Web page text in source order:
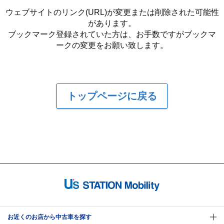
ウェブサイトのリンク(URL)が変更または削除された可能性
があります。
ブックマーク登録されていた方は、お手数ですがブックマ
ークの変更をお願い致します。
トップページに戻る
お近くのお店から中古車を探す